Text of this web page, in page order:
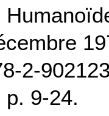
2-
9-24.